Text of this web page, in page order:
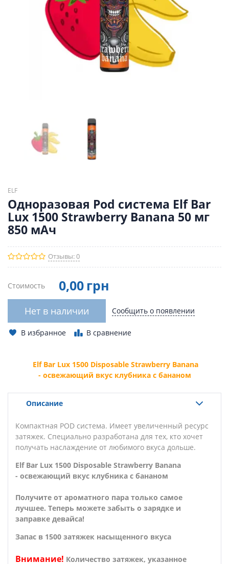
ELF
Одноразовая Pod система Elf Bar
Lux 1500 Strawberry Banana 50 мг
850 мАч
Отзывы: 0
Стоимость 0,00 грн
Нет в наличии Сообщить о появлении
В избранное В сравнение
Elf Bar Lux 1500 Disposable Strawberry Banana
- освежающий вкус клубника с бананом
Описание
Компактная POD система. Имеет увеличенный ресурс
затяжек. Специально разработана для тех, кто хочет
получать наслаждение от любимого вкуса дольше.
Elf Bar Lux 1500 Disposable Strawberry Banana
- освежающий вкус клубника с бананом
Получите от ароматного пара только самое
лучшее. Теперь можете забыть о зарядке и
заправке девайса!
Запас в 1500 затяжек насыщенного вкуса
Внимание! Количество затяжек, указанное